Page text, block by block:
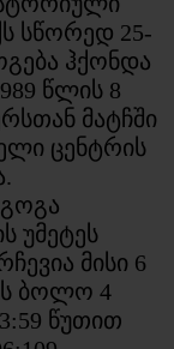
სწორედ 25-
ჰქონდა
წლის 8
მატჩში
ცენტრის
უმეტეს
მისი 6
ბოლო 4
წუთით